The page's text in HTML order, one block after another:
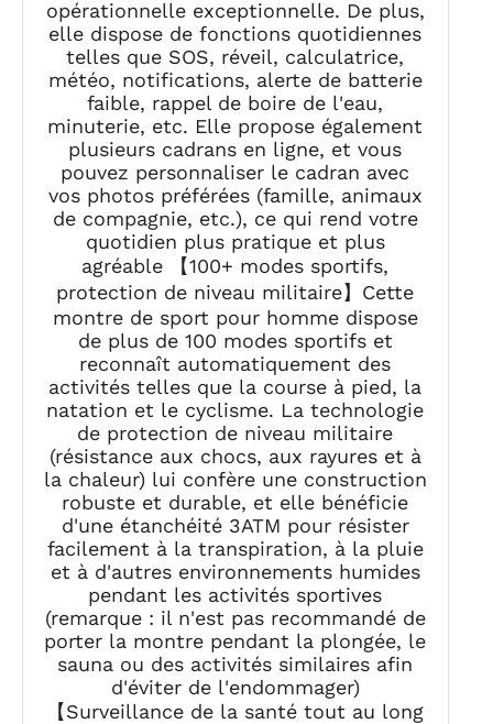
opérationnelle exceptionnelle. De plus,
elle dispose de fonctions quotidiennes
telles que SOS, réveil, calculatrice,
météo, notifications, alerte de batterie
faible, rappel de boire de l'eau,
minuterie, etc. Elle propose également
plusieurs cadrans en ligne, et vous
pouvez personnaliser le cadran avec
vos photos préférées (famille, animaux
de compagnie, etc.), ce qui rend votre
quotidien plus pratique et plus
agréable 【100+ modes sportifs,
protection de niveau militaire】Cette
montre de sport pour homme dispose
de plus de 100 modes sportifs et
reconnaît automatiquement des
activités telles que la course à pied, la
natation et le cyclisme. La technologie
de protection de niveau militaire
(résistance aux chocs, aux rayures et à
la chaleur) lui confère une construction
robuste et durable, et elle bénéficie
d'une étanchéité 3ATM pour résister
facilement à la transpiration, à la pluie
et à d'autres environnements humides
pendant les activités sportives
(remarque : il n'est pas recommandé de
porter la montre pendant la plongée, le
sauna ou des activités similaires afin
d'éviter de l'endommager)
【Surveillance de la santé tout au long